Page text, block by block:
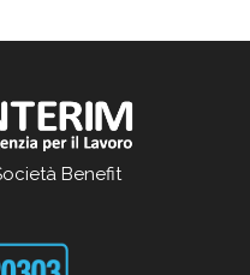
Benefit